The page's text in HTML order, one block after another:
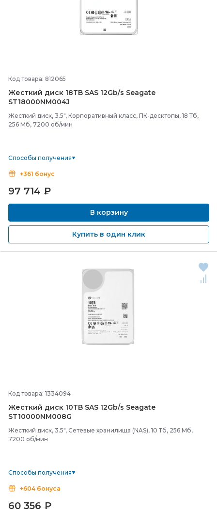
Код товара: 812065
Жесткий диск 18TB SAS 12Gb/s Seagate
ST18000NM004J
Жесткий диск, 3.5", Корпоративный класс, ПК-десктопы, 18 Тб,
256 Мб, 7200 об/мин
Способы получения
+361 бонус
97 714 ₽
В корзину
Купить в один клик
Код товара: 1334094
Жесткий диск 10TB SAS 12Gb/s Seagate
ST10000NM008G
Жесткий диск, 3.5", Сетевые хранилища (NAS), 10 Тб, 256 Мб,
7200 об/мин
Способы получения
+604 бонуса
60 356 ₽